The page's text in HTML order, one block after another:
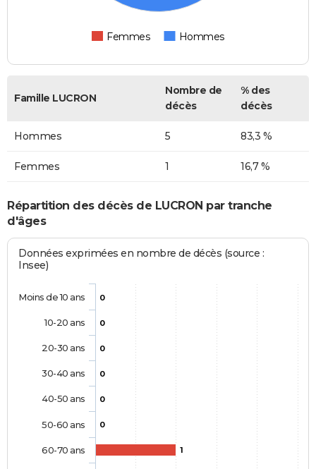
Femmes Hommes
Famille LUCRON
Nombre de
décès
% des
décès
Hommes 5 83,3 %
Femmes 1 16,7 %
Répartition des décès de LUCRON par tranche
d'âges
Données exprimées en nombre de décès (source :
Insee)
0
0
0
0
0
0
1
Moins de 10 ans
10-20 ans
20-30 ans
30-40 ans
40-50 ans
50-60 ans
60-70 ans